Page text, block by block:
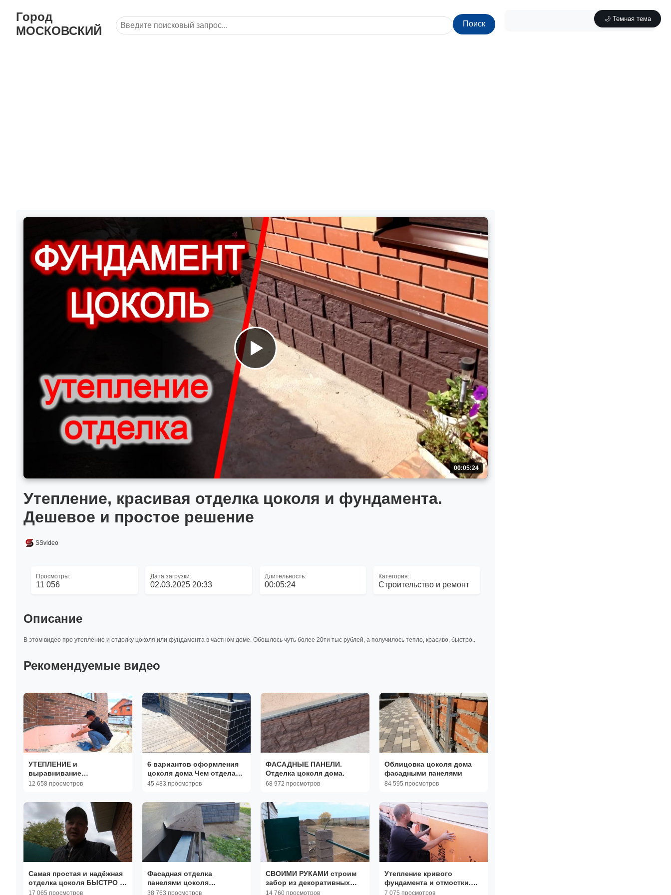
🌙 Темная тема
Город
МОСКОВСКИЙ
Поиск
00:05:24
Утепление, красивая отделка цоколя и фундамента.
Дешевое и простое решение
SSvideo
Просмотры:
11 056
Дата загрузки:
02.03.2025 20:33
Длительность:
00:05:24
Категория:
Строительство и ремонт
Описание
В этом видео про утепление и отделку цоколя или фундамента в частном доме. Обошлось чуть более 20ти тыс рублей, а получилось тепло, красиво, быстро..
Рекомендуемые видео
УТЕПЛЕНИЕ и
выравнивание
ФУНДАМЕНТА (ЦОКОЛЯ).
12 658 просмотров
6 вариантов оформления
цоколя дома Чем отделать
цоколь дома снаружи
45 483 просмотров
ФАСАДНЫЕ ПАНЕЛИ.
Отделка цоколя дома.
68 972 просмотров
Облицовка цоколя дома
фасадными панелями
84 595 просмотров
Самая простая и надёжная
отделка цоколя БЫСТРО И
КРАСИВО
17 065 просмотров
Фасадная отделка
панелями цоколя
фундамента:
38 763 просмотров
СВОИМИ РУКАМИ строим
забор из декоративных
наборных бетонных
14 760 просмотров
Утепление кривого
фундамента и отмостки.
Лучше точно не
7 075 просмотров